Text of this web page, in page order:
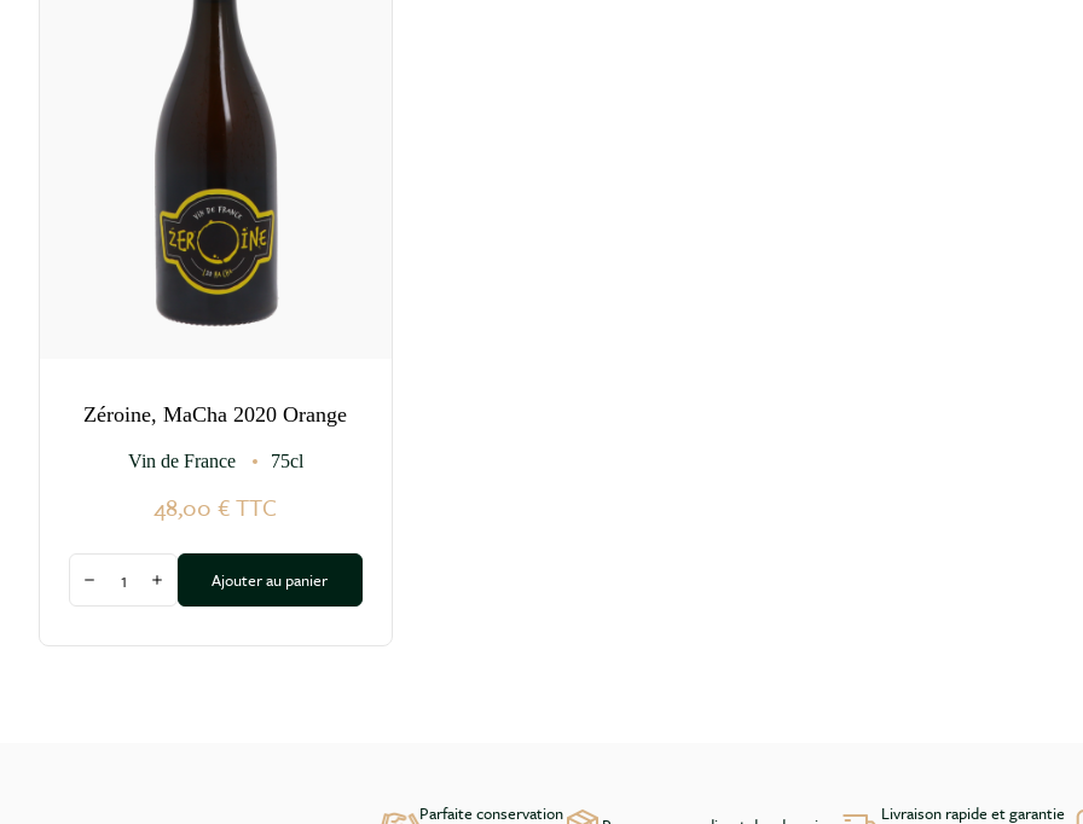
Zéroine, MaCha 2020 Orange
Vin de France 75cl
48,00 €TTC
Diminuer la quantité
Augmenter la quantité
Ajouter au panier
Parfaite conservation Livraison rapide et garantie